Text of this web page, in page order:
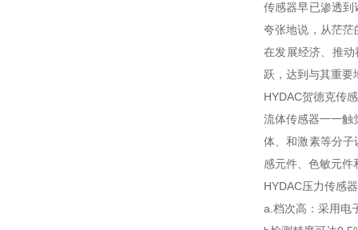
传感器早已渗透
夸张地说，从茫
在发展经济、推
跃，达到与其重要
HYDAC贺德克传
流体传感器一一
体、和激素等分
感元件、色敏元
HYDAC压力传感
a.档次高：采用电